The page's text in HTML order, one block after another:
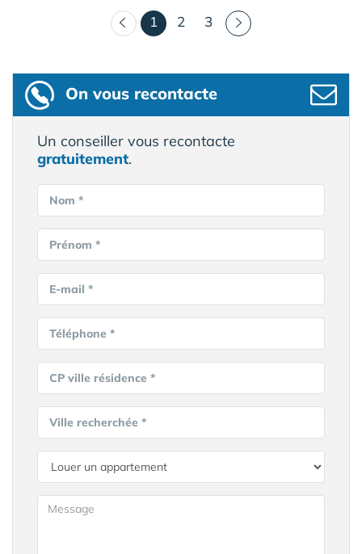
1 (courant)
2 3
On vous recontacte
Un conseiller vous recontacte
gratuitement.
Nom *
Prénom *
E-mail *
Téléphone *
CP ville résidence *
Ville recherchée *